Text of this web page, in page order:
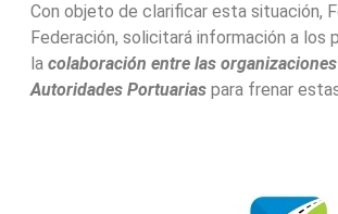
Con objeto de clarificar esta situación,
Federación, solicitará información a
la colaboración entre las
Autoridades Portuarias para frenar